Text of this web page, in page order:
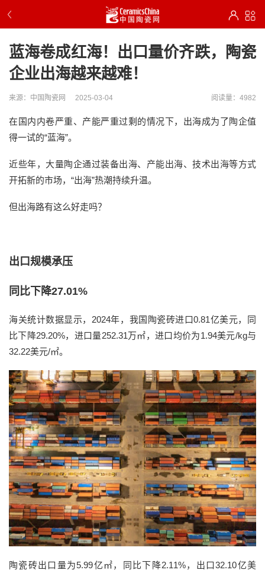
蓝海卷成红海！出口量价齐跌，陶瓷
企业出海越来越难！
来源：中国陶瓷网 2025-03-04 阅读量：4982
在国内内卷严重、产能严重过剩的情况下，出海成为了陶企值
得一试的“蓝海”。
近些年，大量陶企通过装备出海、产能出海、技术出海等方式
开拓新的市场，“出海”热潮持续升温。
但出海路有这么好走吗？
出口规模承压
同比下降27.01%
海关统计数据显示，2024年，我国陶瓷砖进口0.81亿美元，同
比下降29.20%，进口量252.31万㎡，进口均价为1.94美元/kg与
32.22美元/㎡。
陶瓷砖出口量为5.99亿㎡，同比下降2.11%，出口32.10亿美